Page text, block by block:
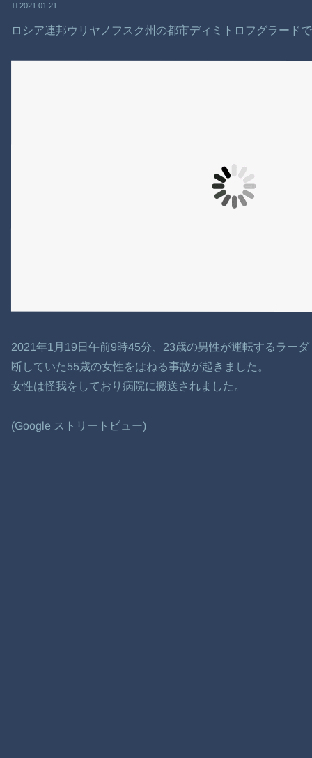
2021.01.21
ロシア連邦ウリヤノフスク州の都市ディミトロフグラード
2021年1月19日午前9時45分、23歳の男性が運転するラー
断していた55歳の女性をはねる事故が起きました。
女性は怪我をしており病院に搬送されました。
(Google ストリートビュー)